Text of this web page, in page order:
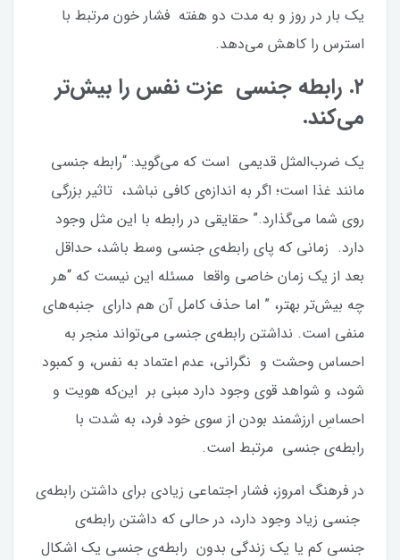
یک بار در روز و به مدت دو هفته فشار خون مرتبط با
استرس را کاهش می‌دهد.
۲. رابطه جنسی عزت نفس را بیش‌تر
می‌کند.
یک ضرب‌المثل قدیمی است که می‌گوید: “رابطه جنسی
مانند غذا است؛ اگر به اندازه‌ی کافی نباشد، تاثیر بزرگی
روی شما می‌گذارد.” حقایقی در رابطه با این مثل وجود
دارد. زمانی که پای رابطه‌ی جنسی وسط باشد، حداقل
بعد از یک زمان خاصی واقعا مسئله این نیست که “هر
چه بیش‌تر بهتر، ” اما حذف کامل آن هم دارای جنبه‌های
منفی است. نداشتن رابطه‌ی جنسی می‌تواند منجر به
احساس وحشت و نگرانی، عدم اعتماد به نفس، و کمبود
شود، و شواهد قوی وجود دارد مبنی بر این‌که هویت و
احساسِ ارزشمند بودن از سوی خود فرد، به شدت با
رابطه‌ی جنسی مرتبط است.
در فرهنگ امروز، فشار اجتماعی زیادی برای داشتن رابطه‌ی
جنسی زیاد وجود دارد، در حالی که داشتن رابطه‌ی
جنسی کم یا یک زندگی بدون رابطه‌ی جنسی یک اشکال